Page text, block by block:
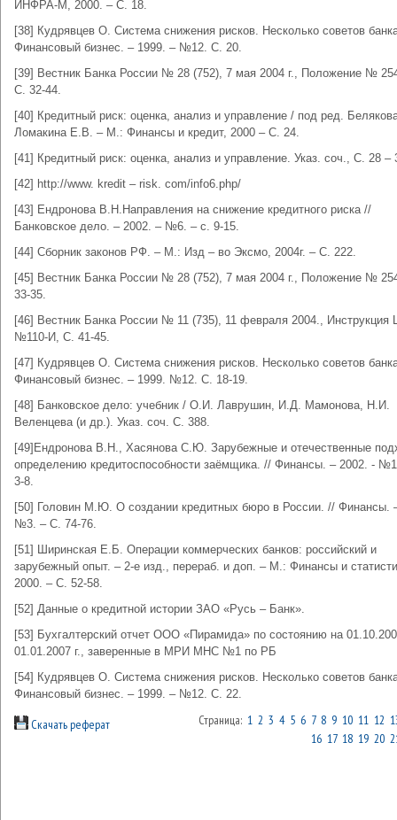
ИНФРА-М, 2000. – С. 18.
[38] Кудрявцев О. Система снижения рисков. Несколько советов
Финансовый бизнес. – 1999. – №12. С. 20.
[39] Вестник Банка России № 28 (752), 7 мая 2004 г., Положение №
С. 32-44.
[40] Кредитный риск: оценка, анализ и управление / под ред.
Ломакина Е.В. – М.: Финансы и кредит, 2000 – С. 24.
[41] Кредитный риск: оценка, анализ и управление. Указ. соч., С. 28 –
[42] http://www. kredit – risk. com/info6.php/
[43] Ендронова В.Н.Направления на снижение кредитного риска //
Банковское дело. – 2002. – №6. – с. 9-15.
[44] Сборник законов РФ. – М.: Изд – во Эксмо, 2004г. – С. 222.
[45] Вестник Банка России № 28 (752), 7 мая 2004 г., Положение №
33-35.
[46] Вестник Банка России № 11 (735), 11 февраля 2004.,
№110-И, С. 41-45.
[47] Кудрявцев О. Система снижения рисков. Несколько советов
Финансовый бизнес. – 1999. №12. С. 18-19.
[48] Банковское дело: учебник / О.И. Лаврушин, И.Д. Мамонова, Н.И.
Веленцева (и др.). Указ. соч. С. 388.
[49]Ендронова В.Н., Хасянова С.Ю. Зарубежные и отечественные
определению кредитоспособности заёмщика. // Финансы. – 2002. -
3-8.
[50] Головин М.Ю. О создании кредитных бюро в России. // Финансы.
№3. – C. 74-76.
[51] Ширинская Е.Б. Операции коммерческих банков: российский и
зарубежный опыт. – 2-е изд., перераб. и доп. – М.: Финансы и
2000. – С. 52-58.
[52] Данные о кредитной истории ЗАО «Русь – Банк».
[53] Бухгалтерский отчет ООО «Пирамида» по состоянию на
01.01.2007 г., заверенные в МРИ МНС №1 по РБ
[54] Кудрявцев О. Система снижения рисков. Несколько советов
Финансовый бизнес. – 1999. – №12. С. 22.
Скачать реферат Страница: 1 2 3 4 5 6 7 8 9 10 11 12
16 17 18 19 20